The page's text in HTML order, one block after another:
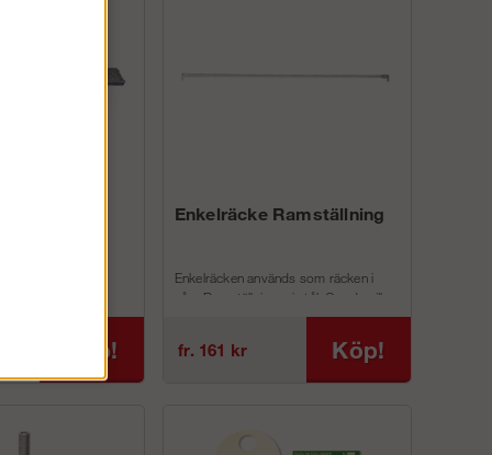
bland annat följande
Köp!
Enkelräcke Ramställning
Enkelräcken används som räcken i
våra Ramställningar i stål. Om du vill
höja din ställning med 1 m så...
fr. 161 kr Köp!